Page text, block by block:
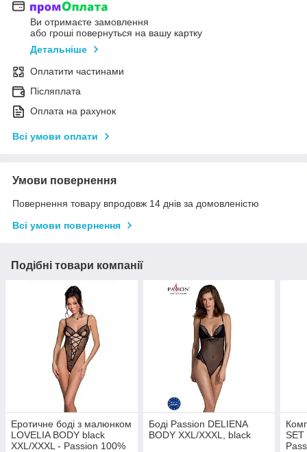
Ви отримаєте замовлення
або гроші повернуться на вашу картку
Детальніше
Оплатити частинами
Післяплата
Оплата на рахунок
Всі умови оплати
Умови повернення
Повернення товару впродовж 14 днів за домовленістю
Всі умови повернення
Подібні товари компанії
Еротичне боді з малюнком
LOVELIA BODY black
XXL/XXXL - Passion 100%
Боді Passion DELIENA
BODY XXL/XXXL, black
SET